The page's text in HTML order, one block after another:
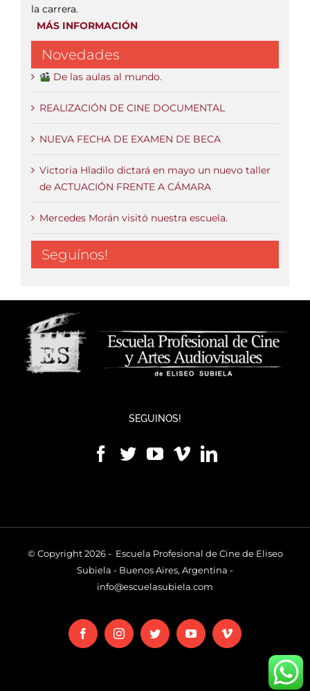
la carrera.
MÁS INFORMACIÓN
Novedades
De las aulas al mundo.
REALIZACIÓN DE CINE DOCUMENTAL
NUEVA FECHA DE EXAMEN DE BECA
Victoria Hladilo dictará en mayo un nuevo taller
de ACTUACIÓN FRENTE A CÁMARA
Mercedes Morán visitó nuestra escuela.
Seguínos!
SEGUINOS!
© Copyright 2026 - Escuela Profesional de Cine de Eliseo
Subiela - Buenos Aires, Argentina -
info@escuelasubiela.com
FacebookInstagramTwitter YouTubeVimeo